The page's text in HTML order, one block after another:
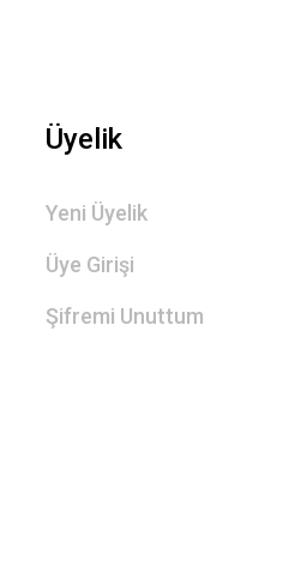
Üyelik
Yeni Üyelik
Üye Girişi
Şifremi Unuttum